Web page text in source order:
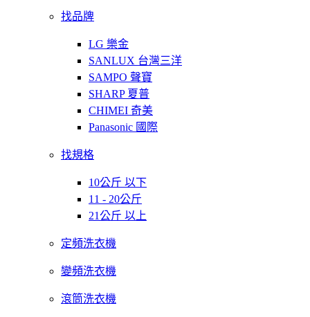
找品牌
LG 樂金
SANLUX 台灣三洋
SAMPO 聲寶
SHARP 夏普
CHIMEI 奇美
Panasonic 國際
找規格
10公斤 以下
11 - 20公斤
21公斤 以上
定頻洗衣機
變頻洗衣機
滾筒洗衣機